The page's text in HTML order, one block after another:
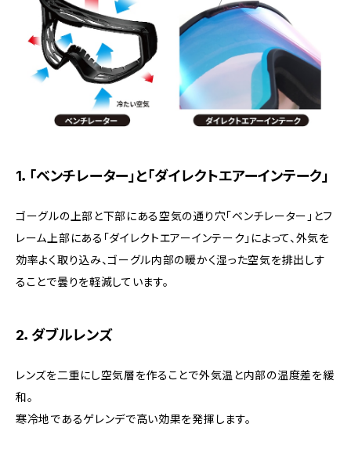
1．「ベンチレーター」と「ダイレクトエアーインテーク」
ゴーグルの上部と下部にある空気の通り穴「ベンチレーター」とフ
レーム上部にある「ダイレクトエアーインテーク」によって、外気を
効率よく取り込み、ゴーグル内部の暖かく湿った空気を排出しす
ることで曇りを軽減しています。
2．ダブルレンズ
レンズを二重にし空気層を作ることで外気温と内部の温度差を緩
和。
寒冷地であるゲレンデで高い効果を発揮します。